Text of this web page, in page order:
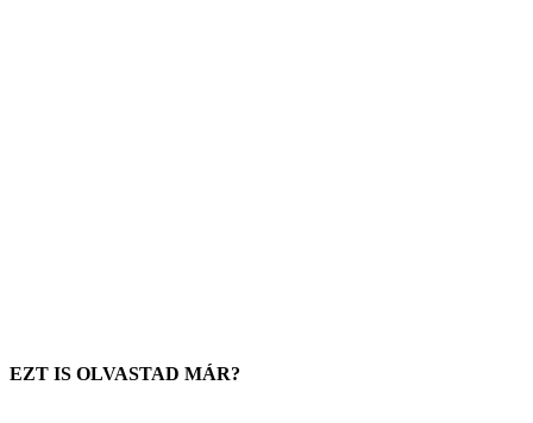
EZT IS OLVASTAD MÁR?